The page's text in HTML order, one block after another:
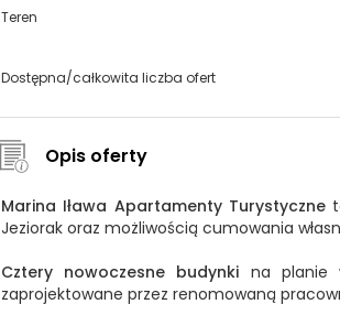
Teren
Dostępna/całkowita liczba ofert
Opis oferty
Marina Iława Apartamenty Turystyczne
Jeziorak oraz możliwością cumowania
Cztery nowoczesne budynki na planie
zaprojektowane przez renomowaną